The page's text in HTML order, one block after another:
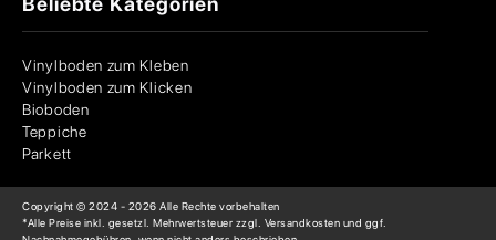
Vinylboden zum Kleben
Vinylboden zum Klicken
Bioboden
Teppiche
Parkett
Copyright © 2024 - 2026 Alle Rechte vorbehalten
*Alle Preise inkl. gesetzl. Mehrwertsteuer zzgl. Versandkosten und ggf.